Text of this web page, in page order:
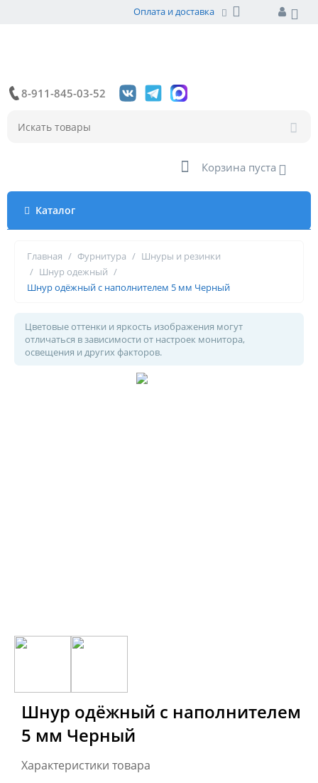
Оплата и доставка
8-911-845-03-52
Корзина пуста
Каталог
Главная / Фурнитура / Шнуры и резинки
/ Шнур одежный /
Шнур одёжный с наполнителем 5 мм Черный
Цветовые оттенки и яркость изображения могут
отличаться в зависимости от настроек монитора,
освещения и других факторов.
Шнур одёжный с наполнителем
5 мм Черный
Характеристики товара